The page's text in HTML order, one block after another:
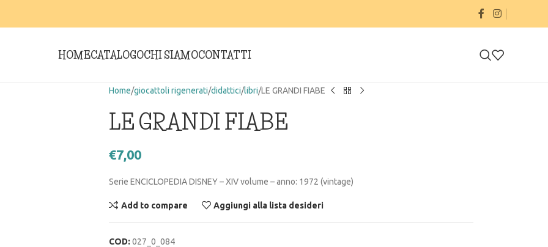
HOMECATALOGOCHI SIAMOCONTATTI
Home giocattoli rigenerati didattici libri LE GRANDI FIABE
LE GRANDI FIABE
€7,00
Serie ENCICLOPEDIA DISNEY – XIV volume – anno: 1972 (vintage)
Add to compare Aggiungi alla lista desideri
COD: 027_0_084